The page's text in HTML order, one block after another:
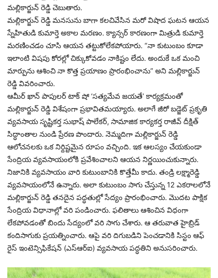
మల్లికార్జున్ రెడ్డి చెబుతారు.
మల్లికార్జున్ రెడ్డి మనసును బాగా కలచివేసిన మరో విషాద ఘటన ఆయన
స్నేహితుడి కుమార్తె అకాల మరణం. క్యాన్సర్ కారణంగా మిత్రుడి కుమార్తె
మరణించడం చూసి ఆయన తట్టుకోలేకపోయారు. “నా కుటుంబం కూడా
ఇలాంటి విషపు కోరల్లో చిక్కుకోవడం నాకిష్టం లేదు. అందుకే ఒక మంచి
మార్పును ఆశించి నా కొత్త ప్రయాణం ప్రారంభించాను” అని మల్లికార్జున్
రెడ్డి వివరించారు.
ఆమీర్ ఖాన్ పాపులర్ టాక్ షో ‘సత్యమేవ జయతే’ కార్యక్రమంతో
మల్లికార్జున్ రెడ్డి విశేషంగా ప్రభావితమయ్యారు. అలాగే జీరో బడ్జెట్ ప్రకృతి
వ్యవసాయ సృష్టికర్త సుభాష్ పాలేకర్, సామాజిక కార్యకర్త రాజీవ్ దీక్షిత్
సిద్ధాంతాల నుండి ప్రేరణ పొందారు. నెమ్మదిగా మల్లికార్జున్ రెడ్డి
ఆలోచనలకు ఒక నిర్దిష్టమైన రూపం వచ్చింది. ఇక ఆలస్యం చేయకుండా
సేంద్రియ వ్యవసాయంలోకి ప్రవేశించాలని ఆయన నిర్ణయించుకున్నారు.
నిజానికి వ్యవసాయం వారి కుటుంబానికి కొత్తేమీ కాదు. తండ్రి లక్ష్మారెడ్డి
వ్యవసాయంలోనే ఉన్నారు. అలా కుటుంబం సాగు చేస్తున్న 12 ఎకరాలలోనే
మల్లికార్జున్ రెడ్డి తనదైన పద్ధతుల్లో సేద్యం ప్రారంభించారు. మొదట పాక్షిక
సేంద్రియ విధానాల్లో వరి పండించారు. ఫలితాలు ఆశించిన విధంగా
లేకపోవడంతో బిందు సేద్యంలో వరి సాగు చేశారు. ఆ తరువాత హైబ్రిడ్
కందిసాగుకు ప్రయత్నించారు. ఆపై వరి దిగుబడిని పెంచడానికి సిస్టం ఆఫ్
రైస్ ఇంటెన్సిఫికేషన్ (ఎస్ఆర్ఐ) వ్యవసాయ పద్ధతిని అనుసరించారు.